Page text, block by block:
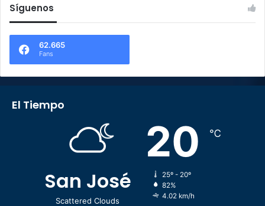
Síguenos
62.665
Fans
El Tiempo
San José
Scattered Clouds
20 ℃
25º - 20º
82%
4.02 km/h